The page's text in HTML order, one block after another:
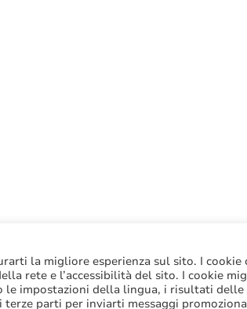
la migliore esperienza sul sito. I
rete e l’accessibilità del sito. I cookie
le impostazioni della lingua, i risultati
terze parti per inviarti messaggi